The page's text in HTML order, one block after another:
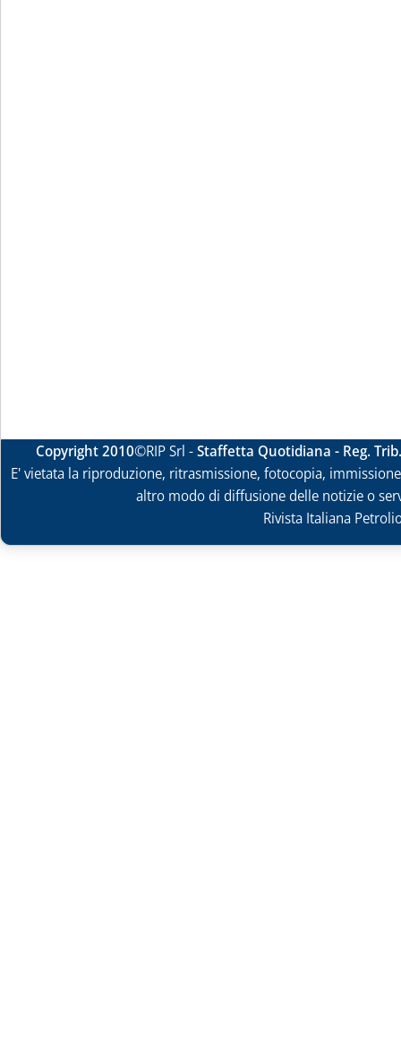
Copyright 2010©RIP Srl -Staffetta Quotidiana - Reg.
E' vietata la riproduzione, ritrasmissione, fotocopia,
altro modo di diffusione delle notizie o
Rivista Italiana